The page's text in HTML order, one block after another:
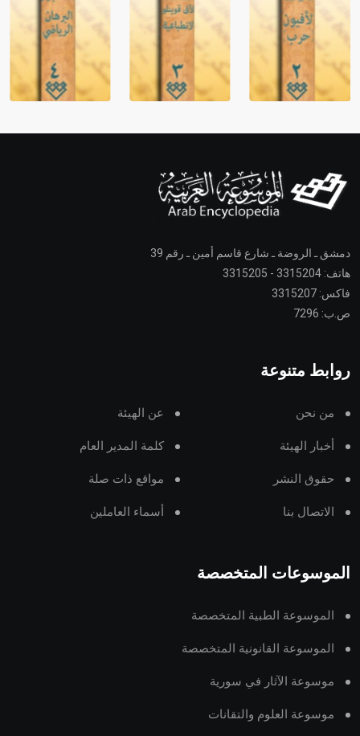
دمشق ـ الروضة ـ شارع قاسم أمين ـ رقم 39
هاتف: 3315204 - 3315205
فاكس: 3315207
ص.ب: 7296
روابط متنوعة
من نحن عن الهيئة
أخبار الهيئة كلمة المدير العام
حقوق النشر مواقع ذات صلة
الاتصال بنا أسماء العاملين
الموسوعات المتخصصة
الموسوعة الطبية المتخصصة
الموسوعة القانونية المتخصصة
موسوعة الآثار في سورية
موسوعة العلوم والتقانات